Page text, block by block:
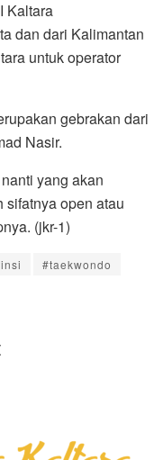
Kaltara
dan dari Kalimantan
untuk operator
gebrakan dari
Nasir.
yang akan
sifatnya open atau
(jkr-1)
#taekwondo